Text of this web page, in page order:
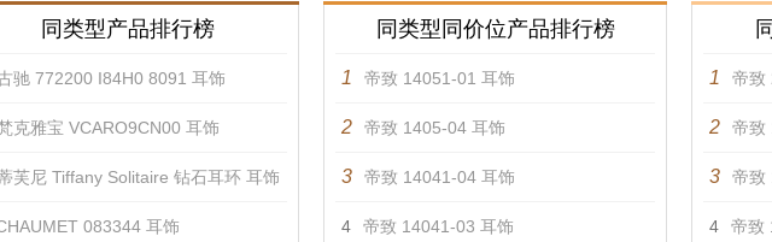
同类型产品排行榜
驰 772200 I84H0 8091 耳饰
克雅宝 VCARO9CN00 耳饰
芙尼 Tiffany Solitaire 钻石耳环 耳饰
083344 耳饰
同类型同价位产品排行榜
1 帝致 14051-01 耳饰
2 帝致 1405-04 耳饰
3 帝致 14041-04 耳饰
4 帝致 14041-03 耳饰
1 帝致
2 帝致
3 帝致
4 帝致